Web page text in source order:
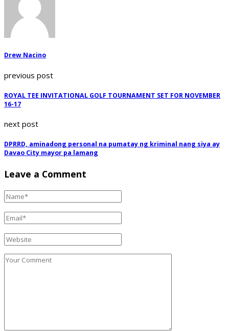
Drew Nacino
previous post
ROYAL TEE INVITATIONAL GOLF TOURNAMENT SET FOR NOVEMBER
16-17
next post
DPRRD, aminadong personal na pumatay ng kriminal nang siya ay
Davao City mayor pa lamang
Leave a Comment